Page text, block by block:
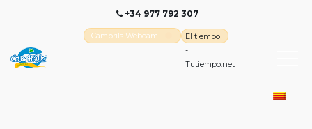
+34 977 792 307
Cambrils Webcam
El tiempo
-
Tutiempo.net